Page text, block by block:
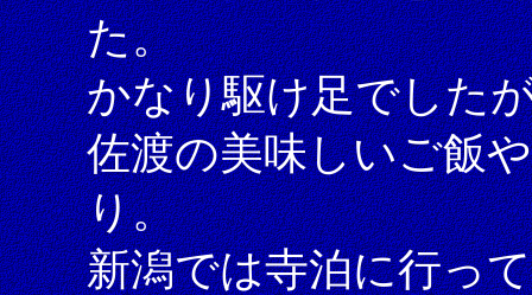
た。
かなり駆け足でした
佐渡の美味しいご飯
り。
新潟では寺泊に行っ